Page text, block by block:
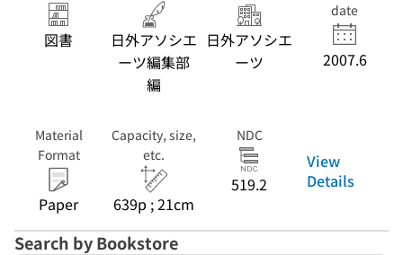
図書
日外アソシエ
ーツ編集部
編
日外アソシエ
ーツ
date
2007.6
Material
Format
Paper
Capacity, size,
etc.
639p ; 21cm
NDC
519.2
View
Details
Search by Bookstore